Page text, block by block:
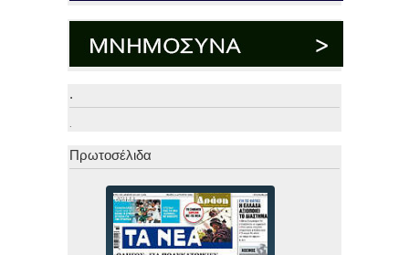
.
.
Πρωτοσέλιδα